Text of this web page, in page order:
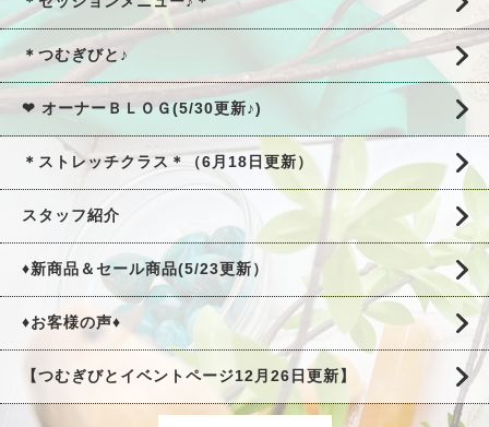
＊つむぎびと♪
❤ オーナーＢＬＯＧ(5/30更新♪)
＊ストレッチクラス＊（6月18日更新）
スタッフ紹介
♦新商品＆セール商品(5/23更新）
♦お客様の声♦
【つむぎびとイベントページ12月26日更新】